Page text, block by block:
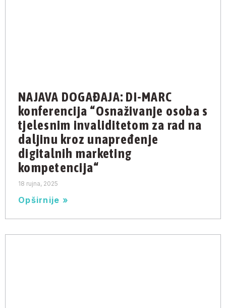
NAJAVA DOGAĐAJA: DI-MARC
konferencija “Osnaživanje osoba s
tjelesnim invaliditetom za rad na
daljinu kroz unapređenje
digitalnih marketing
kompetencija“
18 rujna, 2025
Opširnije »